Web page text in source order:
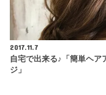
2017.11.7
自宅で出来る♪「簡単ヘア
ジ」